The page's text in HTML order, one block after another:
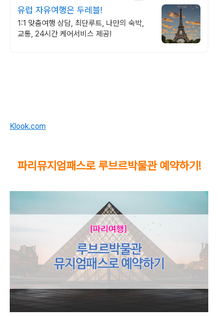
유럽 자유여행은 두레블!
1:1 맞춤여행 상담, 최단루트, 나만의 숙박,
교통, 24시간 케어서비스 제공!
Klook.com
파리뮤지엄패스로 루브르박물관 예약하기!